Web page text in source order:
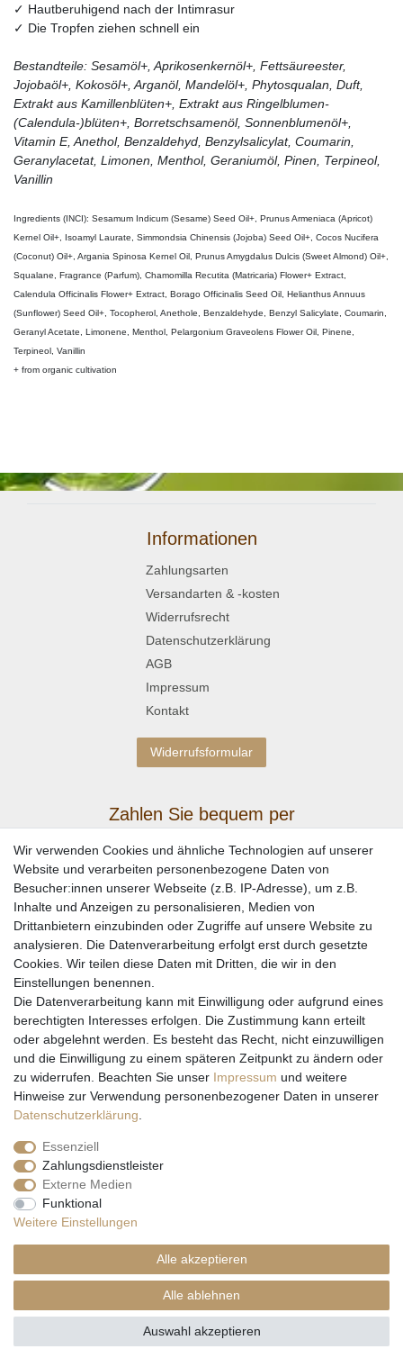
✓ Hautberuhigend nach der Intimrasur
✓ Die Tropfen ziehen schnell ein
Bestandteile: Sesamöl+, Aprikosenkernöl+, Fettsäureester,
Jojobaöl+, Kokosöl+, Arganöl, Mandelöl+, Phytosqualan, Duft,
Extrakt aus Kamillenblüten+, Extrakt aus Ringelblumen-
(Calendula-)blüten+, Borretschsamenöl, Sonnenblumenöl+,
Vitamin E, Anethol, Benzaldehyd, Benzylsalicylat, Coumarin,
Geranylacetat, Limonen, Menthol, Geraniumöl, Pinen, Terpineol,
Vanillin
Ingredients (INCI): Sesamum Indicum (Sesame) Seed Oil+, Prunus Armeniaca (Apricot)
Kernel Oil+, Isoamyl Laurate, Simmondsia Chinensis (Jojoba) Seed Oil+, Cocos Nucifera
(Coconut) Oil+, Argania Spinosa Kernel Oil, Prunus Amygdalus Dulcis (Sweet Almond) Oil+,
Squalane, Fragrance (Parfum), Chamomilla Recutita (Matricaria) Flower+ Extract,
Calendula Officinalis Flower+ Extract, Borago Officinalis Seed Oil, Helianthus Annuus
(Sunflower) Seed Oil+, Tocopherol, Anethole, Benzaldehyde, Benzyl Salicylate, Coumarin,
Geranyl Acetate, Limonene, Menthol, Pelargonium Graveolens Flower Oil, Pinene,
Terpineol, Vanillin
+ from organic cultivation
Informationen
Zahlungsarten
Versandarten & -kosten
Widerrufsrecht
Datenschutzerklärung
AGB
Impressum
Kontakt
Widerrufsformular
Zahlen Sie bequem per
Wir versenden mit
* Alle Preise inkl. gesetzl. Mehrwertsteuer zzgl. Versandkosten und ggf.
Nachnahmegebühren, wenn nicht anders beschrieben
Länder
hier
© Copyright 2026 Natur & Trendshop. Alle Rechte vorbehalten.
Wir verwenden Cookies und ähnliche Technologien auf unserer
Website und verarbeiten personenbezogene Daten von
Besucher:innen unserer Webseite (z.B. IP-Adresse), um z.B.
Inhalte und Anzeigen zu personalisieren, Medien von
Drittanbietern einzubinden oder Zugriffe auf unsere Website zu
analysieren. Die Datenverarbeitung erfolgt erst durch gesetzte
Cookies. Wir teilen diese Daten mit Dritten, die wir in den
Einstellungen benennen.
Die Datenverarbeitung kann mit Einwilligung oder aufgrund eines
berechtigten Interesses erfolgen. Die Zustimmung kann erteilt
oder abgelehnt werden. Es besteht das Recht, nicht einzuwilligen
und die Einwilligung zu einem späteren Zeitpunkt zu ändern oder
zu widerrufen. Beachten Sie unser Impressum und weitere
Hinweise zur Verwendung personenbezogener Daten in unserer
Daten­schutz­erklärung
Essenziell
Zahlungsdienstleister
Externe Medien
Funktional
Weitere Einstellungen
Alle akzeptieren
Alle ablehnen
Auswahl akzeptieren